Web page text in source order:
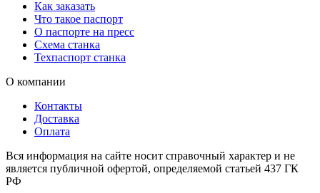
Как заказать
Что такое паспорт
О паспорте на пресс
Схема станка
Техпаспорт станка
О компании
Контакты
Доставка
Оплата
Вся информация на сайте носит справочный характер и не
является публичной офертой, определяемой статьей 437 ГК
РФ